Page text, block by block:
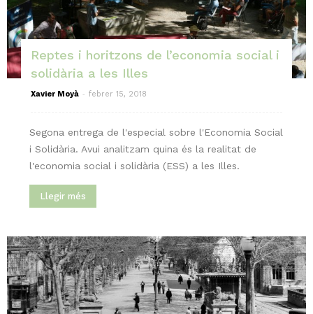
Reptes i horitzons de l’economia social i
solidària a les Illes
Xavier Moyà - febrer 15, 2018
Segona entrega de l'especial sobre l'Economia Social
i Solidària. Avui analitzam quina és la realitat de
l'economia social i solidària (ESS) a les Illes.
Llegir més